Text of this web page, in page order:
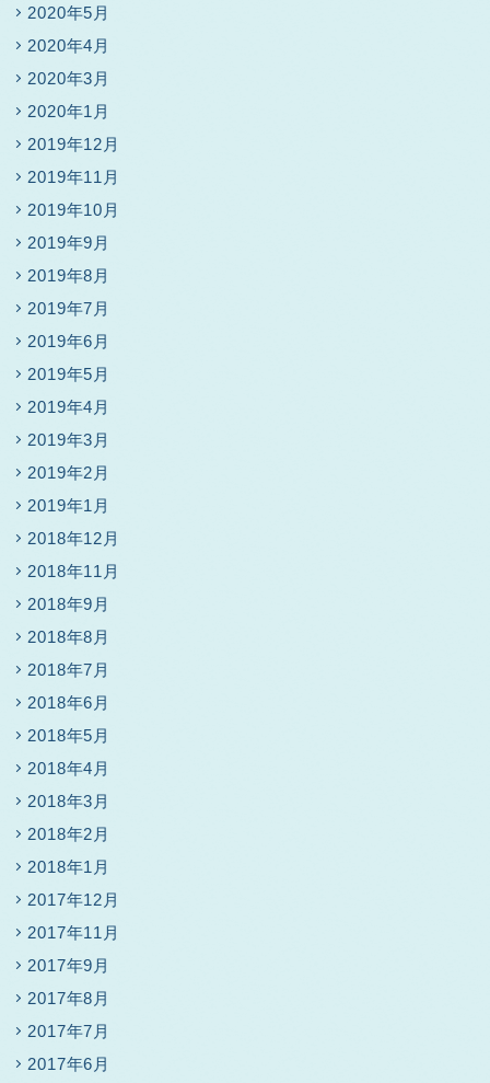
2020年5月
2020年4月
2020年3月
2020年1月
2019年12月
2019年11月
2019年10月
2019年9月
2019年8月
2019年7月
2019年6月
2019年5月
2019年4月
2019年3月
2019年2月
2019年1月
2018年12月
2018年11月
2018年9月
2018年8月
2018年7月
2018年6月
2018年5月
2018年4月
2018年3月
2018年2月
2018年1月
2017年12月
2017年11月
2017年9月
2017年8月
2017年7月
2017年6月